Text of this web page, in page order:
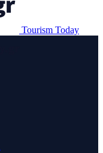
Tourism Today